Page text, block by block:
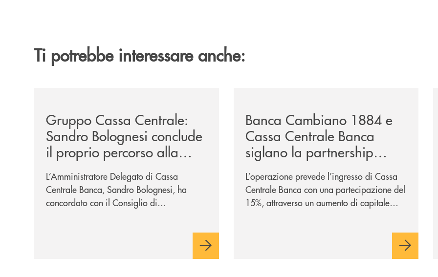
Ti potrebbe interessare anche:
Gruppo Cassa Centrale:
Sandro Bolognesi conclude
il proprio percorso alla
guida del Gruppo Cassa
Centrale
L’Amministratore Delegato di Cassa
Centrale Banca, Sandro Bolognesi, ha
concordato con il Consiglio di
Banca Cambiano 1884 e
Cassa Centrale Banca
siglano la partnership
strategica
L’operazione prevede l’ingresso di Cassa
Centrale Banca con una partecipazione del
15%, attraverso un aumento di capitale
sulla condivisione di valori comuni e sulla
prossimità ai territori, per ampliare l’offerta